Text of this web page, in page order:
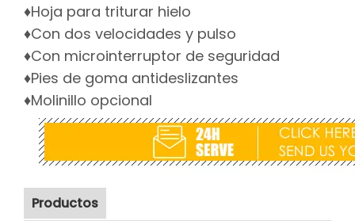
♦Hoja para triturar hielo
♦Con dos velocidades y pulso
♦Con microinterruptor de seguridad
♦Pies de goma antideslizantes
♦Molinillo opcional
Productos